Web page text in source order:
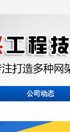
公司动态